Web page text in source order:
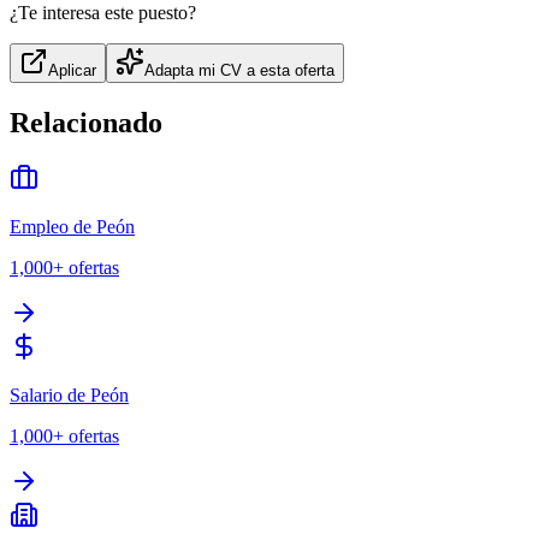
¿Te interesa este puesto?
Aplicar Adapta mi CV a esta oferta
Relacionado
Empleo de Peón
1,000+ ofertas
Salario de Peón
1,000+ ofertas